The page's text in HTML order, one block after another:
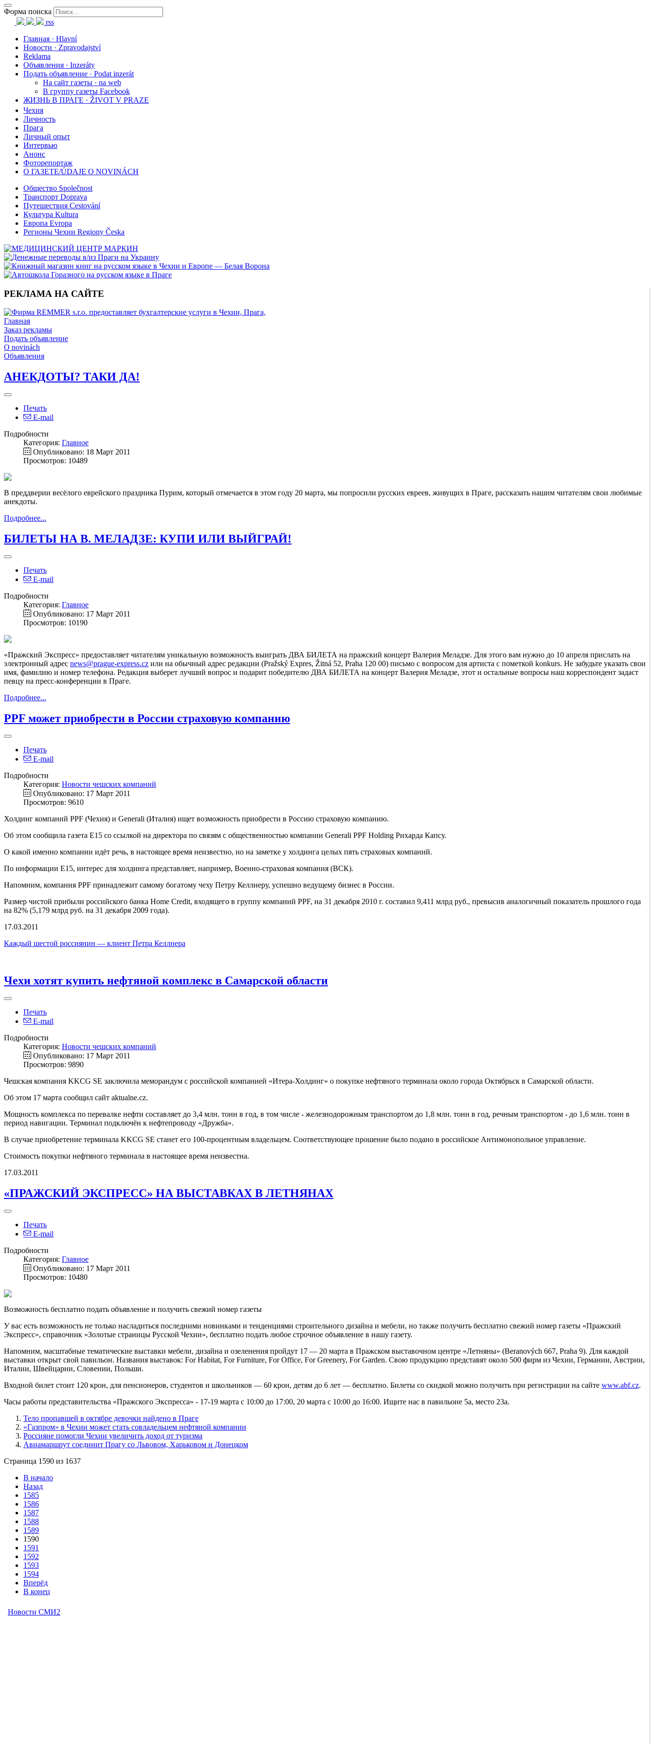
Форма поиска
rss
Главная · Hlavní
Новости · Zpravodajství
Reklama
Объявления · Inzeráty
Подать объявление · Podat inzerát
На сайт газеты · na web
В группу газеты Facebook
ЖИЗНЬ В ПРАГЕ · ŽIVOT V PRAZE
Чехия
Личность
Прага
Личный опыт
Интервью
Анонс
Фоторепортаж
О ГАЗЕТЕ/ÚDAJE O NOVINÁCH
Общество Společnost
Транспорт Doprava
Путешествия Cestování
Культура Kultura
Европа Evropa
Регионы Чехии Regiony Česka
РЕКЛАМА НА САЙТЕ
Главная
Заказ рекламы
Подать объявление
O novinách
Объявления
АНЕКДОТЫ? ТАКИ ДА!
Печать
E-mail
Подробности
Категория: Главное
Опубликовано: 18 Март 2011
Просмотров: 10489
В преддверии весёлого еврейского праздника Пурим, который отмечается в этом году 20 марта, мы попросили русских евреев, живущих в Праге, рассказать нашим читателям свои любимые
анекдоты.
Подробнее...
БИЛЕТЫ НА В. МЕЛАДЗЕ: КУПИ ИЛИ ВЫЙГРАЙ!
Печать
E-mail
Подробности
Категория: Главное
Опубликовано: 17 Март 2011
Просмотров: 10190
«Пражский Экспресс» предоставляет читателям уникальную возможность выиграть ДВА БИЛЕТА на пражский концерт Валерия Меладзе. Для этого вам нужно до 10 апреля прислать на
электронный адрес news@prague-express.cz или на обычный адрес редакции (Pražský Expres, Žitná 52, Praha 120 00) письмо с вопросом для артиста с пометкой konkurs. Не забудьте указать свои
имя, фамилию и номер телефона. Редакция выберет лучший вопрос и подарит победителю ДВА БИЛЕТА на концерт Валерия Меладзе, этот и остальные вопросы наш корреспондент задаст
певцу на пресс-конференции в Праге.
Подробнее...
PPF может приобрести в России страховую компанию
Печать
E-mail
Подробности
Категория: Новости чешских компаний
Опубликовано: 17 Март 2011
Просмотров: 9610
Холдинг компаний PPF (Чехия) и Generali (Италия) ищет возможность приобрести в Россию страховую компанию.
Об этом сообщила газета E15 со ссылкой на директора по связям с общественностью компании Generali PPF Holding Рихарда Капсу.
О какой именно компании идёт речь, в настоящее время неизвестно, но на заметке у холдинга целых пять страховых компаний.
По информации E15, интерес для холдинга представляет, например, Военно-страховая компания (ВСК).
Напомним, компания PPF принадлежит самому богатому чеху Петру Келлнеру, успешно ведущему бизнес в России.
Размер чистой прибыли российского банка Home Credit, входящего в группу компаний PPF, на 31 декабря 2010 г. составил 9,411 млрд руб., превысив аналогичный показатель прошлого года
на 82% (5,179 млрд руб. на 31 декабря 2009 года).
17.03.2011
Каждый шестой россиянин — клиент Петра Келлнера
Чехи хотят купить нефтяной комплекс в Самарской области
Печать
E-mail
Подробности
Категория: Новости чешских компаний
Опубликовано: 17 Март 2011
Просмотров: 9890
Чешская компания KKCG SE заключила меморандум с российской компанией «Итера-Холдинг» о покупке нефтяного терминала около города Октябрьск в Самарской области.
Об этом 17 марта сообщил сайт aktualne.cz.
Мощность комплекса по перевалке нефти составляет до 3,4 млн. тонн в год, в том числе - железнодорожным транспортом до 1,8 млн. тонн в год, речным транспортом - до 1,6 млн. тонн в
период навигации. Терминал подключён к нефтепроводу «Дружба».
В случае приобретение терминала KKCG SE станет его 100-процентным владельцем. Соответствующее прошение было подано в российское Антимонопольное управление.
Стоимость покупки нефтяного терминала в настоящее время неизвестна.
17.03.2011
«ПРАЖСКИЙ ЭКСПРЕСС» НА ВЫСТАВКАХ В ЛЕТНЯНАХ
Печать
E-mail
Подробности
Категория: Главное
Опубликовано: 17 Март 2011
Просмотров: 10480
Возможность бесплатно подать объявление и получить свежий номер газеты
У вас есть возможность не только насладиться последними новинками и тенденциями строительного дизайна и мебели, но также получить бесплатно свежий номер газеты «Пражский
Экспресс», справочник «Золотые страницы Русской Чехии», бесплатно подать любое строчное объявление в нашу газету.
Напомним, масштабные тематические выставки мебели, дизайна и озеленения пройдут 17 — 20 марта в Пражском выставочном центре «Летняны» (Beranových 667, Praha 9). Для каждой
выставки открыт свой павильон. Названия выставок: For Habitat, For Furniture, For Office, For Greenery, For Garden. Свою продукцию представят около 500 фирм из Чехии, Германии, Австрии,
Италии, Швейцарии, Словении, Польши.
Входной билет стоит 120 крон, для пенсионеров, студентов и школьников — 60 крон, детям до 6 лет — бесплатно. Билеты со скидкой можно получить при регистрации на сайте www.abf.cz.
Часы работы представительства «Пражского Экспресса» - 17-19 марта с 10:00 до 17:00, 20 марта с 10:00 до 16:00. Ищите нас в павильоне 5а, место 23а.
Тело пропавшей в октябре девочки найдено в Праге
«Газпром» в Чехии может стать совладельцем нефтяной компании
Россияне помогли Чехии увеличить доход от туризма
Авиамаршрут соединит Прагу со Львовом, Харьковом и Донецком
Страница 1590 из 1637
В начало
Назад
1585
1586
1587
1588
1589
1590
1591
1592
1593
1594
Вперёд
В конец